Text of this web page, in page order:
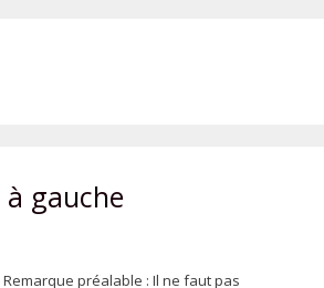
gauche
préalable : Il ne faut pas